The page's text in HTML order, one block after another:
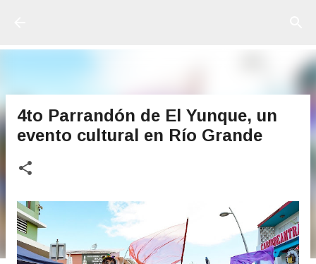
4to Parrandón de El Yunque, un
evento cultural en Río Grande